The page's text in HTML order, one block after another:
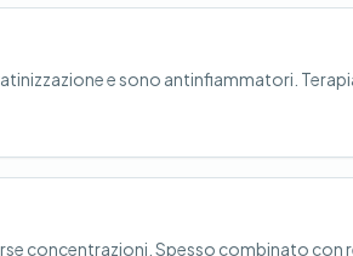
e sono antinfiammatori.
concentrazioni. Spesso combinato con